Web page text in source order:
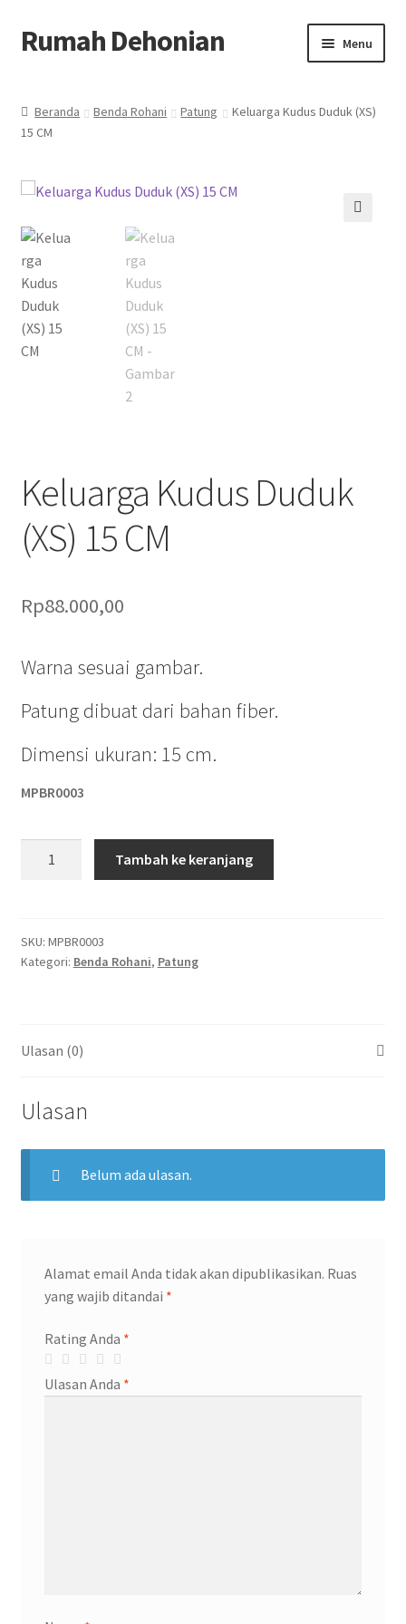
Skip
to
Skip
to
Rumah Dehonian Menu
Beranda Rohani
Berkat Benda Rohani
Cara Belanja
Cash on Delivery
Home
Selamat Datang
Tentang Kami
Layanan Kami
Beranda Benda Rohani Patung
Keluarga Kudus Duduk (XS)
15 CM
Keluarga Kudus Duduk
(XS) 15 CM
Rp88.000,00
Warna sesuai gambar.
Patung dibuat dari bahan fiber.
Dimensi ukuran: 15 cm.
MPBR0003
(XS)
15
Tambah ke keranjang
SKU: MPBR0003
Kategori: Benda Rohani, Patung
Ulasan (0)
Ulasan
Belum ada ulasan.
Alamat email Anda tidak akan dipublikasikan. Ruas
yang wajib ditandai *
Rating Anda *
Ulasan Anda *